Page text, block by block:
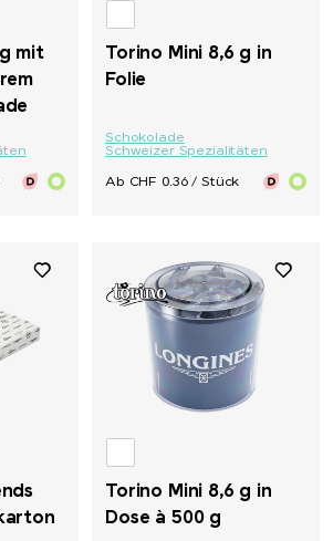
mit
Torino Mini 8,6 g in
Folie
Schokolade
Schweizer Spezialitäten
Ab CHF 0.36 / Stück
Torino Mini 8,6 g in
Dose à 500 g